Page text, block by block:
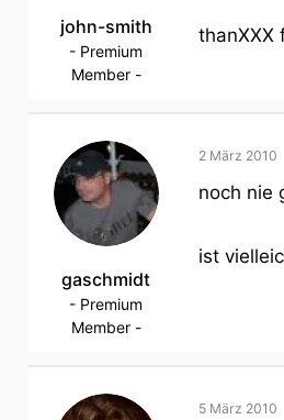
john-smith
- Premium
Member -
thanXXX
gaschmidt
- Premium
Member -
2 März 2010
noch nie
ist
5 März 2010